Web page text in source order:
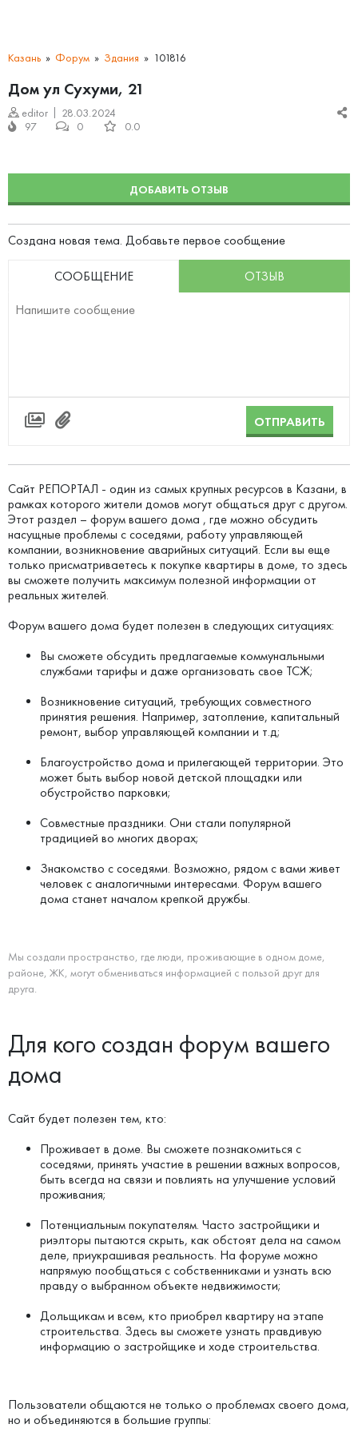
Казань Форум Здания 101816
Дом ул Сухуми, 21
editor
28.03.2024
97
0 0.0
ДОБАВИТЬ ОТЗЫВ
Создана новая тема. Добавьте первое сообщение
СООБЩЕНИЕ ОТЗЫВ
ОТПРАВИТЬ
Сайт РЕПОРТАЛ - один из самых крупных ресурсов в Казани, в
рамках которого жители домов могут общаться друг с другом.
Этот раздел – форум вашего дома , где можно обсудить
насущные проблемы с соседями, работу управляющей
компании, возникновение аварийных ситуаций. Если вы еще
только присматриваетесь к покупке квартиры в доме, то здесь
вы сможете получить максимум полезной информации от
реальных жителей.
Форум вашего дома будет полезен в следующих ситуациях:
Вы сможете обсудить предлагаемые коммунальными
службами тарифы и даже организовать свое ТСЖ;
Возникновение ситуаций, требующих совместного
принятия решения. Например, затопление, капитальный
ремонт, выбор управляющей компании и т.д;
Благоустройство дома и прилегающей территории. Это
может быть выбор новой детской площадки или
обустройство парковки;
Совместные праздники. Они стали популярной
традицией во многих дворах;
Знакомство с соседями. Возможно, рядом с вами живет
человек с аналогичными интересами. Форум вашего
дома станет началом крепкой дружбы.
Мы создали пространство, где люди, проживающие в одном доме,
районе, ЖК, могут обмениваться информацией с пользой друг для
друга.
Для кого создан форум вашего
дома
Сайт будет полезен тем, кто:
Проживает в доме. Вы сможете познакомиться с
соседями, принять участие в решении важных вопросов,
быть всегда на связи и повлиять на улучшение условий
проживания;
Потенциальным покупателям. Часто застройщики и
риэлторы пытаются скрыть, как обстоят дела на самом
деле, приукрашивая реальность. На форуме можно
напрямую пообщаться с собственниками и узнать всю
правду о выбранном объекте недвижимости;
Дольщикам и всем, кто приобрел квартиру на этапе
строительства. Здесь вы сможете узнать правдивую
информацию о застройщике и ходе строительства.
Пользователи общаются не только о проблемах своего дома,
но и объединяются в большие группы: